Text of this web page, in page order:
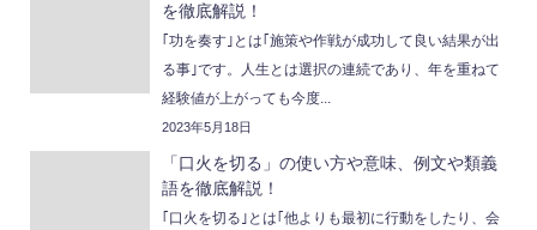
を徹底解説！
｢功を奏す｣とは｢施策や作戦が成功して良い結果が出
る事｣です。人生とは選択の連続であり、年を重ねて
経験値が上がっても今度...
2023年5月18日
「口火を切る」の使い方や意味、例文や類義
語を徹底解説！
｢口火を切る｣とは｢他よりも最初に行動をしたり、会